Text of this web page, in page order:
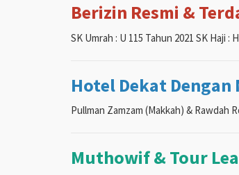
Berizin Resmi &
SK Umrah : U 115 Tahun 2021 SK Haji :
Hotel Dekat
Pullman Zamzam (Makkah) & Rawdah
Muthowif & Tour